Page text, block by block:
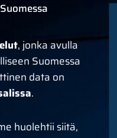
, jonka avulla
Suomessa
data on
.
huolehtii siitä,